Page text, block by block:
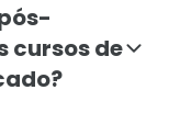
cursos de